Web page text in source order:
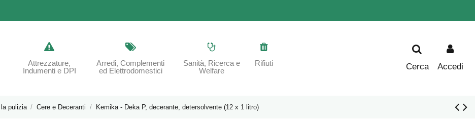
Attrezzature,
Indumenti e DPI
Arredi, Complementi
ed Elettrodomestici
Sanità, Ricerca e
Welfare
Rifiuti Cerca Accedi
pulizia Cere e Deceranti Kemika - Deka P, decerante, detersolvente (12 x 1 litro)